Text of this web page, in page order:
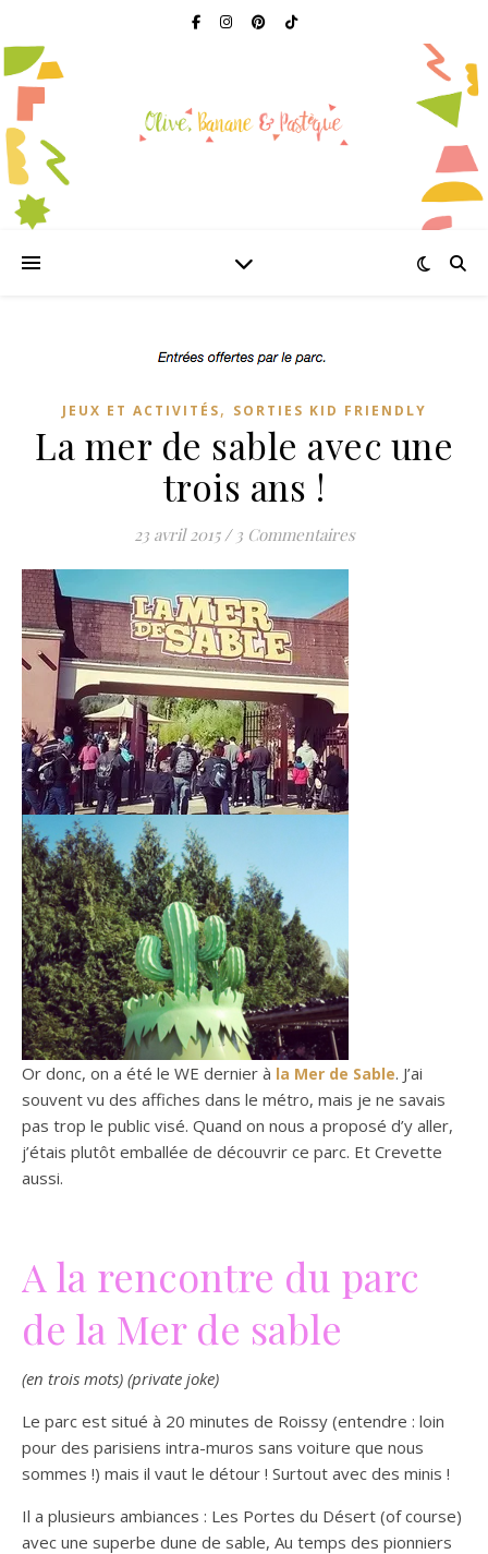
JEUX ET ACTIVITÉS, SORTIES KID FRIENDLY
La mer de sable avec une
trois ans !
23 avril 2015 / 3 Commentaires
Or donc, on a été le WE dernier à la Mer de Sable. J’ai
souvent vu des affiches dans le métro, mais je ne savais
pas trop le public visé. Quand on nous a proposé d’y aller,
j’étais plutôt emballée de découvrir ce parc. Et Crevette
aussi.
A la rencontre du parc
de la Mer de sable
(en trois mots) (private joke)
Le parc est situé à 20 minutes de Roissy (entendre : loin
pour des parisiens intra-muros sans voiture que nous
sommes !) mais il vaut le détour ! Surtout avec des minis !
Il a plusieurs ambiances : Les Portes du Désert (of course)
avec une superbe dune de sable, Au temps des pionniers